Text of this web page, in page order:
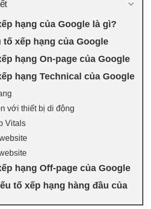
hạng của Google là gì?
tố xếp hạng của Google
hạng On-page của Google
hạng Technical của Google
với thiết bị di động
Vitals
hạng Off-page của Google
tố xếp hạng hàng đầu của